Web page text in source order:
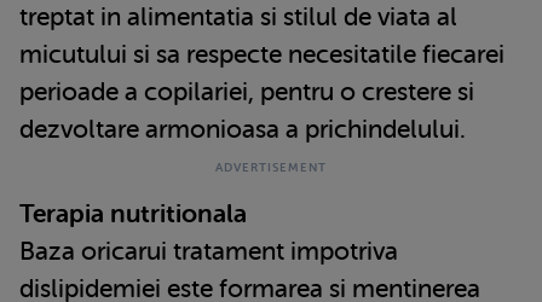
treptat in alimentatia si stilul de viata al
micutului si sa respecte necesitatile fiecarei
perioade a copilariei, pentru o crestere si
dezvoltare armonioasa a prichindelului.
Terapia nutritionala
Baza oricarui tratament impotriva
dislipidemiei este formarea si mentinerea